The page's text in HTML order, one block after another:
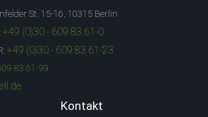
St. 15-16, 10315 Berlin
+49 (0)30 - 609 83 61-0
+49 (0)30 - 609 83 61-23
83 61-99
Kontakt